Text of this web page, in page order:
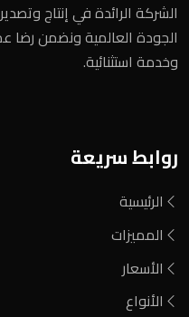
الشركة الرائدة في إنتاج
الجودة العالمية ونضمن رضا
وخدمة استثنائية.
روابط سريعة
الرئيسية
المميزات
الأسعار
الأنواع